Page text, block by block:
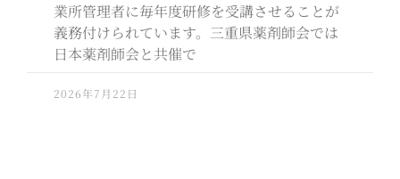
業所管理者に毎年度研修を受講させることが
義務付けられています。三重県薬剤師会では
日本薬剤師会と共催で
2026年7月22日